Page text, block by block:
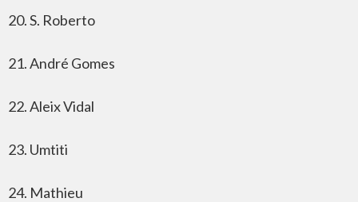
20. S. Roberto
21. André Gomes
22. Aleix Vidal
23. Umtiti
24. Mathieu